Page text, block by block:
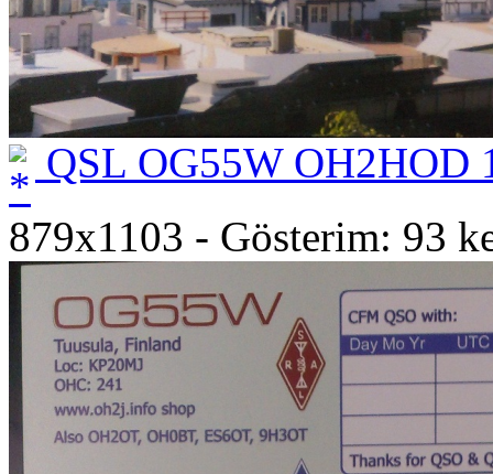
QSL OG55W OH2HOD
879x1103 - Gösterim: 93